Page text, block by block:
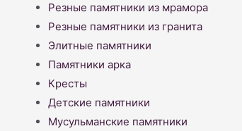
Резные памятники из мрамора
Резные памятники из гранита
Элитные памятники
Памятники арка
Кресты
Детские памятники
Мусульманские памятники